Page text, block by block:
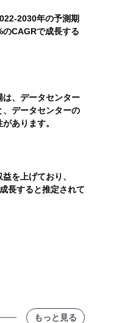
2030年の予測期
のCAGRで成長する
、データセンター
データセンターの
あります。
を上げており、
長すると推定されて
もっと見る